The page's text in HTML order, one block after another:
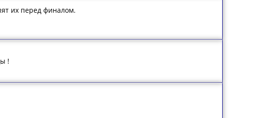
их перед финалом.
!